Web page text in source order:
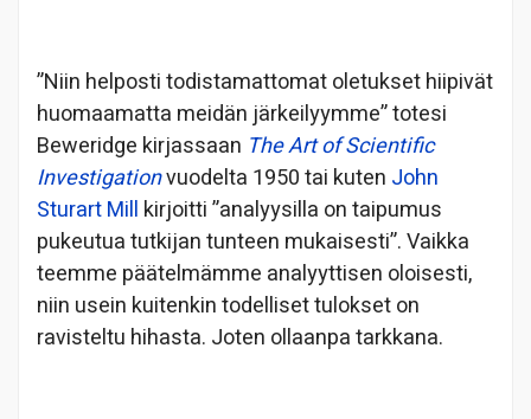
”Niin helposti todistamattomat oletukset hiipivät
huomaamatta meidän järkeilyymme” totesi
Beweridge kirjassaan The Art of Scientific
Investigationvuodelta 1950 tai kuten John
Sturart Mill kirjoitti ”analyysilla on taipumus
pukeutua tutkijan tunteen mukaisesti”. Vaikka
teemme päätelmämme analyyttisen oloisesti,
niin usein kuitenkin todelliset tulokset on
ravisteltu hihasta. Joten ollaanpa tarkkana.